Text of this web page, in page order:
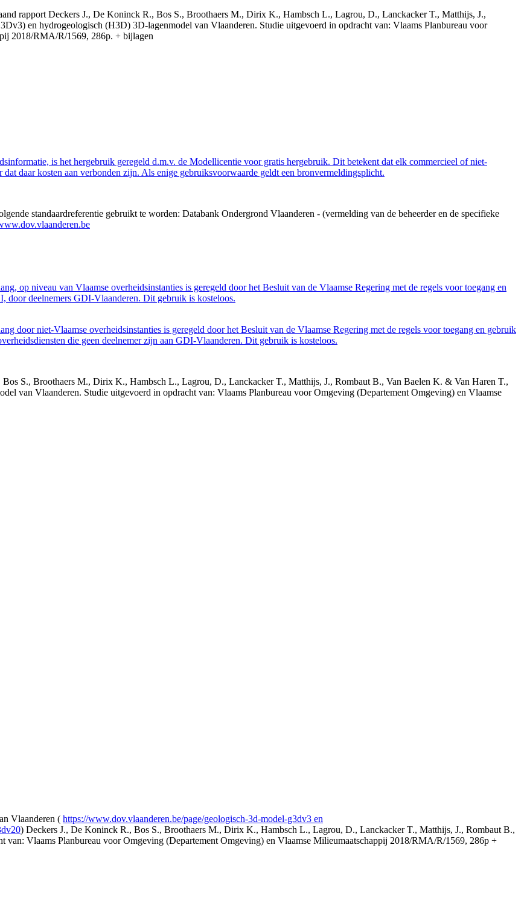
rapport Deckers J., De Koninck R., Bos S., Broothaers M., Dirix K., Hambsch L., Lagrou, D., Lanckacker T., Matthijs, J.,
en hydrogeologisch (H3D) 3D-lagenmodel van Vlaanderen. Studie uitgevoerd in opdracht van: Vlaams Planbureau voor
2018/RMA/R/1569, 286p. + bijlagen
is het hergebruik geregeld d.m.v. de Modellicentie voor gratis hergebruik. Dit betekent dat elk commercieel of niet-
daar kosten aan verbonden zijn. Als enige gebruiksvoorwaarde geldt een bronvermeldingsplicht.
standaardreferentie gebruikt te worden: Databank Ondergrond Vlaanderen - (vermelding van de beheerder en de specifieke
op niveau van Vlaamse overheidsinstanties is geregeld door het Besluit van de Vlaamse Regering met de regels voor toegang en
door deelnemers GDI-Vlaanderen. Dit gebruik is kosteloos.
door niet-Vlaamse overheidsinstanties is geregeld door het Besluit van de Vlaamse Regering met de regels voor toegang en gebruik
die geen deelnemer zijn aan GDI-Vlaanderen. Dit gebruik is kosteloos.
S., Broothaers M., Dirix K., Hambsch L., Lagrou, D., Lanckacker T., Matthijs, J., Rombaut B., Van Baelen K. & Van Haren T.,
van Vlaanderen. Studie uitgevoerd in opdracht van: Vlaams Planbureau voor Omgeving (Departement Omgeving) en Vlaamse
Vlaanderen ( https://www.dov.vlaanderen.be/page/geologisch-3d-model-g3dv3 en
) Deckers J., De Koninck R., Bos S., Broothaers M., Dirix K., Hambsch L., Lagrou, D., Lanckacker T., Matthijs, J., Rombaut B.,
van: Vlaams Planbureau voor Omgeving (Departement Omgeving) en Vlaamse Milieumaatschappij 2018/RMA/R/1569, 286p +